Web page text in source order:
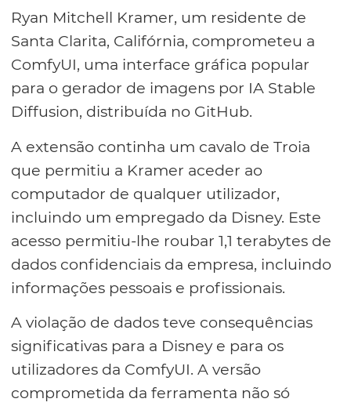
Ryan Mitchell Kramer, um residente de
Santa Clarita, Califórnia, comprometeu a
ComfyUI, uma interface gráfica popular
para o gerador de imagens por IA Stable
Diffusion, distribuída no GitHub.
A extensão continha um cavalo de Troia
que permitiu a Kramer aceder ao
computador de qualquer utilizador,
incluindo um empregado da Disney. Este
acesso permitiu-lhe roubar 1,1 terabytes de
dados confidenciais da empresa, incluindo
informações pessoais e profissionais.
A violação de dados teve consequências
significativas para a Disney e para os
utilizadores da ComfyUI. A versão
comprometida da ferramenta não só